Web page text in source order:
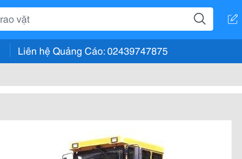
Liên hệ Quảng Cáo: 02439747875